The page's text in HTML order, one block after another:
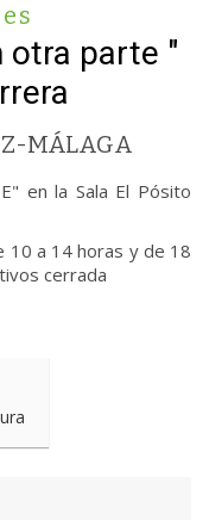
otra parte "
MÁLAGA
en la Sala El Pósito
10 a 14 horas y de 18
cerrada